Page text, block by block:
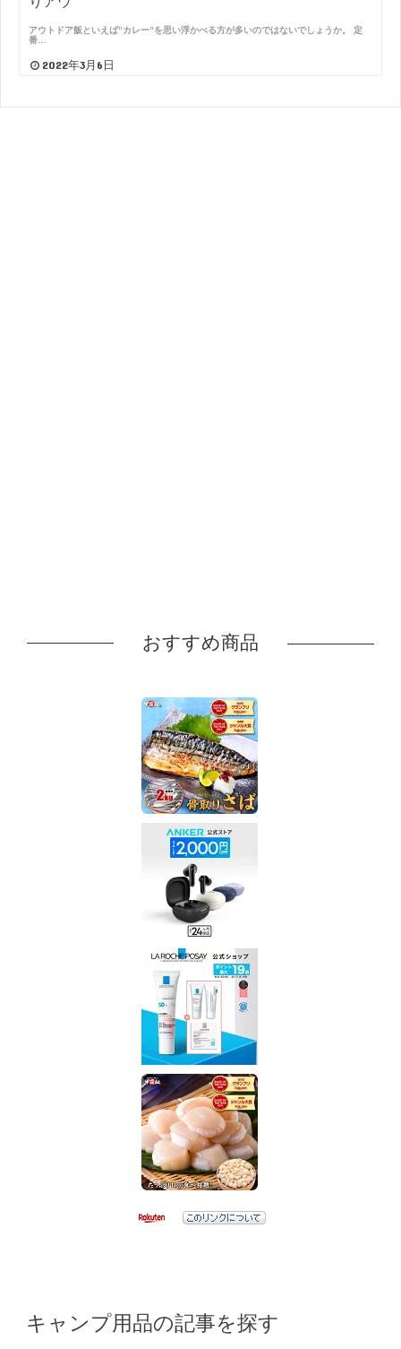
アウトドア飯といえば”カレー”を思い浮かべる方が多いのではないでしょうか。 定
番…
2022年3月6日
おすすめ商品
キャンプ用品の記事を探す